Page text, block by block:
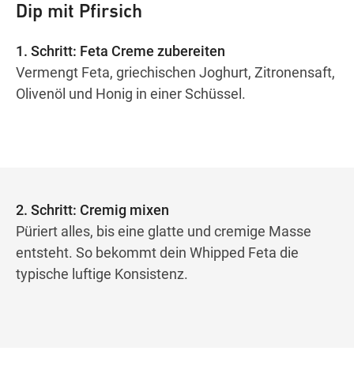
Dip mit Pfirsich
1. Schritt: Feta Creme zubereiten
Vermengt Feta, griechischen Joghurt, Zitronensaft,
Olivenöl und Honig in einer Schüssel.
2. Schritt: Cremig mixen
Püriert alles, bis eine glatte und cremige Masse
entsteht. So bekommt dein Whipped Feta die
typische luftige Konsistenz.